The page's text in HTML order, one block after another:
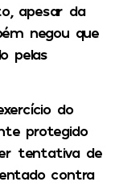
apesar da
negou que
pelas
do
protegido
tentativa de
contra